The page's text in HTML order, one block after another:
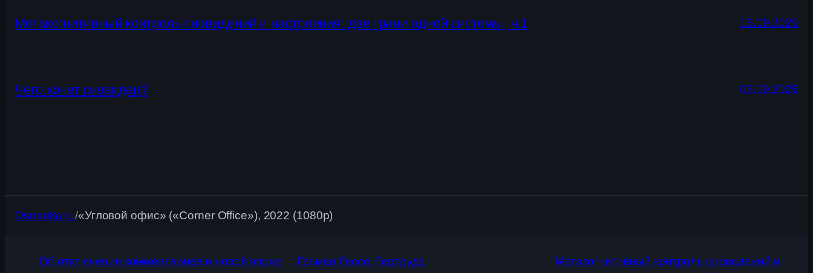
Метакогнитивный контроль сновидений и настроения: две грани одной системы, ч.1 16.09.2025
Чего хочет сновидец? 06.09.2025
Osnauka.ru/«Угловой офис» («Corner Office»), 2022 (1080p)
Об отключении комментариев и новой эпохе Герман Гессе: Гертруда
Метакогнитивный контроль сновидений и